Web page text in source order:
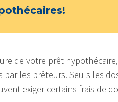
de votre prêt
les prêteurs. Seuls les
exiger certains frais de